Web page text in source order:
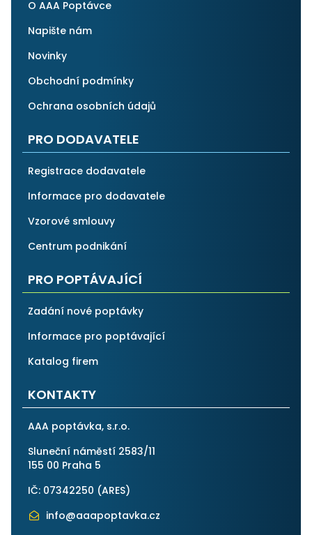
O AAA Poptávce
Napište nám
Novinky
Obchodní podmínky
Ochrana osobních údajů
PRO DODAVATELE
Registrace dodavatele
Informace pro dodavatele
Vzorové smlouvy
Centrum podnikání
PRO POPTÁVAJÍCÍ
Zadání nové poptávky
Informace pro poptávající
Katalog firem
KONTAKTY
AAA poptávka, s.r.o.
Sluneční náměstí 2583/11
155 00 Praha 5
IČ: 07342250 (ARES)
info@aaapoptavka.cz